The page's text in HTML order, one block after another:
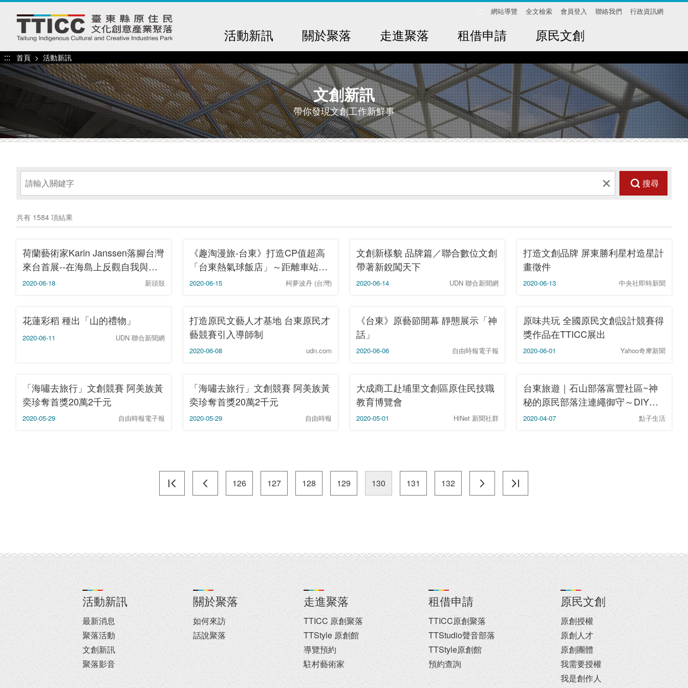
跳
內
容
網站導覽 全文檢索 會員登入 聯絡我們 行政資訊網
活動新訊 關於聚落 走進聚落 租借申請 原民文創
::: 首頁 活動新訊
文創新訊
帶你發現文創工作新鮮事
搜尋
共有 1584 項結果
荷蘭藝術家Karin Janssen落腳台灣
來台首展--在海島上反觀自我與世
界| 藝文
2020-06-18 新頭殼
《趣淘漫旅-台東》打造CP值超高
「台東熱氣球飯店」～距離車站3
分鐘、130度環景房、最低2500元
2020-06-15 柯夢波丹 (台灣)
文創新樣貌 品牌篇／聯合數位文創
帶著新銳闖天下
2020-06-14 UDN 聯合新聞網
打造文創品牌 屏東勝利星村造星計
畫徵件
2020-06-13 中央社即時新聞
花蓮彩稻 種出「山的禮物」
2020-06-11 UDN 聯合新聞網
打造原民文藝人才基地 台東原民才
藝競賽引入導師制
2020-06-08 udn.com
《台東》原藝節開幕 靜態展示「神
話」
2020-06-06 自由時報電子報
原味共玩 全國原民文創設計競賽得
獎作品在TTICC展出
2020-06-01 Yahoo奇摩新聞
「海嘯去旅行」文創競賽 阿美族黃
奕珍奪首獎20萬2千元
2020-05-29 自由時報電子報
「海嘯去旅行」文創競賽 阿美族黃
奕珍奪首獎20萬2千元
2020-05-29 自由時報
大成商工赴埔里文創區原住民技職
教育博覽會
2020-05-01 HiNet 新聞社群
台東旅遊｜石山部落富豐社區~神
秘的原民部落注連繩御守～DIY御
守好好玩！ - SayDigi
2020-04-07 點子生活
126 127 128 129 130 131 132
活動新訊
最新消息
聚落活動
文創新訊
聚落影音
關於聚落
如何來訪
話說聚落
走進聚落
TTICC 原創聚落
TTStyle 原創館
導覽預約
駐村藝術家
租借申請
TTICC原創聚落
TTStudio聲音部落
TTStyle原創館
預約查詢
原民文創
原創授權
原創人才
原創團體
我需要授權
我是創作人